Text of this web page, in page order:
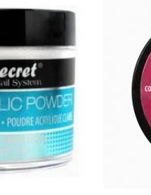
a la
lista de